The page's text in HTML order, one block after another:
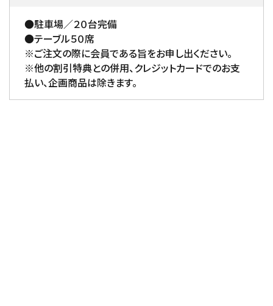
●駐車場／２０台完備
●テーブル５０席
※ご注文の際に会員である旨をお申し出ください。
※他の割引特典との併用、クレジットカードでのお支
払い、企画商品は除きます。